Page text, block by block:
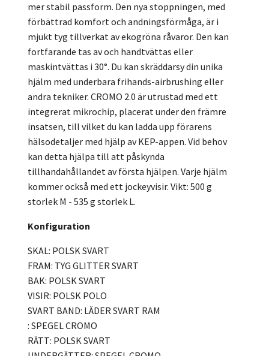
mer stabil passform. Den nya stoppningen, med
förbättrad komfort och andningsförmåga, är i
mjukt tyg tillverkat av ekogröna råvaror. Den kan
fortfarande tas av och handtvättas eller
maskintvättas i 30°. Du kan skräddarsy din unika
hjälm med underbara frihands-airbrushing eller
andra tekniker. CROMO 2.0 är utrustad med ett
integrerat mikrochip, placerat under den främre
insatsen, till vilket du kan ladda upp förarens
hälsodetaljer med hjälp av KEP-appen. Vid behov
kan detta hjälpa till att påskynda
tillhandahållandet av första hjälpen. Varje hjälm
kommer också med ett jockeyvisir. Vikt: 500 g
storlek M - 535 g storlek L.
Konfiguration
SKAL: POLSK SVART
FRAM: TYG GLITTER SVART
BAK: POLSK SVART
VISIR: POLSK POLO
SVART BAND: LÄDER SVART RAM
: SPEGEL CROMO
RÄTT: POLSK SVART